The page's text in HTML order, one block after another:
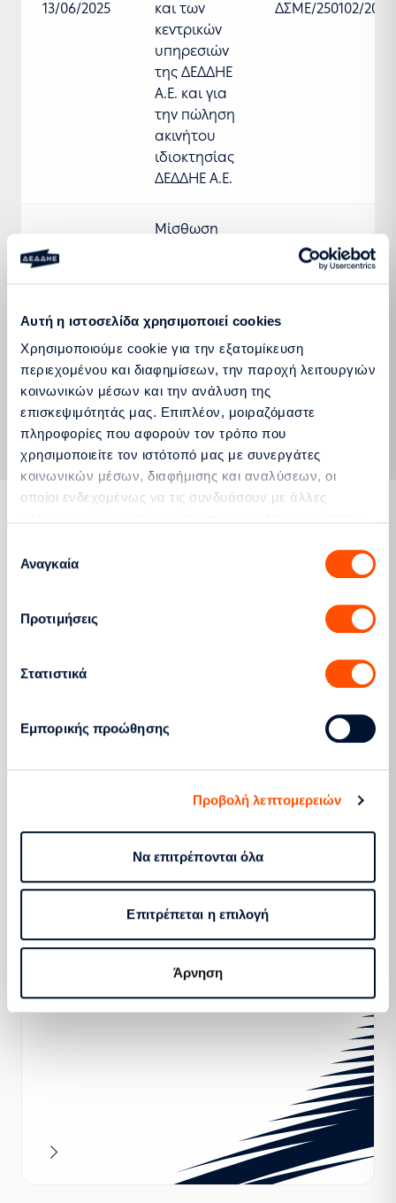
Αυτή η ιστοσελίδα χρησιμοποιεί cookies
Χρησιμοποιούμε cookie για την εξατομίκευση
περιεχομένου και διαφημίσεων, την παροχή λειτουργιών
κοινωνικών μέσων και την ανάλυση της
επισκεψιμότητάς μας. Επιπλέον, μοιραζόμαστε
πληροφορίες που αφορούν τον τρόπο που
χρησιμοποιείτε τον ιστότοπό μας με συνεργάτες
κοινωνικών μέσων, διαφήμισης και αναλύσεων, οι
οποίοι ενδεχομένως να τις συνδυάσουν με άλλες
των υπηρεσιών τους.
συγκατάθεσης
Αναγκαία
Προτιμήσεις
Στατιστικά
Εμπορικής προώθησης
Προβολή λεπτομερειών
Να επιτρέπονται όλα
Επιτρέπεται η επιλογή
Άρνηση
13/06/2025
και των
κεντρικών
υπηρεσιών
της ΔΕΔΔΗΕ
Α.Ε. και για
την πώληση
ακινήτου
ιδιοκτησίας
ΔΕΔΔΗΕ Α.Ε.
ΔΣΜΕ/250102/2025
24/02/2025
Μίσθωση
της ΔΠΑ, της
Διευθύνσεων
της ΓΔ/ΕΛΔ
της ΔΕΔΔΗΕ
Α.Ε.
ΔΣΜΕ/250101/2025
Προμήθεια υλικών
Όλες οι διακηρύξεις της διεύθυνσης υλικών,
διενεργούνται σύμφωνα με τον Κανονισμό
Έργων, Προμηθειών & Υπηρεσιών του ΔΕΔΔΗΕ.
Πληροφορική και ψηφιοποίηση
Βρείτε όλες τις διακηρύξεις που αφορούν
θέματα πληροφορικής και ψηφιοποίησης.
Περισσότερα